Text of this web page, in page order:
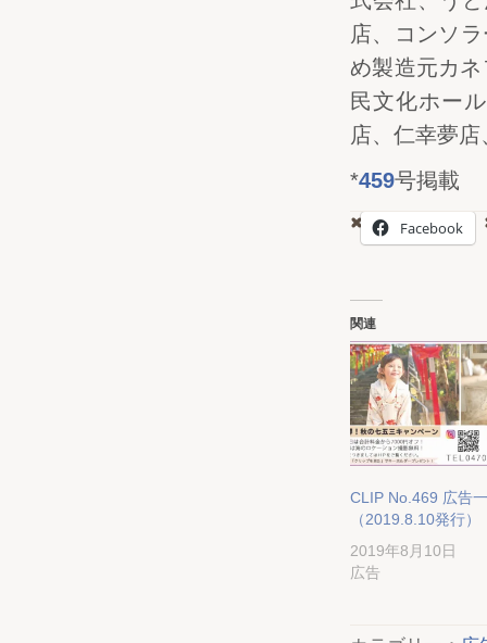
店、コンソ
め製造元カ
民文化ホー
店、仁幸夢
*459号掲載
Facebook
関連
CLIP No.469 広告
（2019.8.10発行）
2019年8月10日
広告